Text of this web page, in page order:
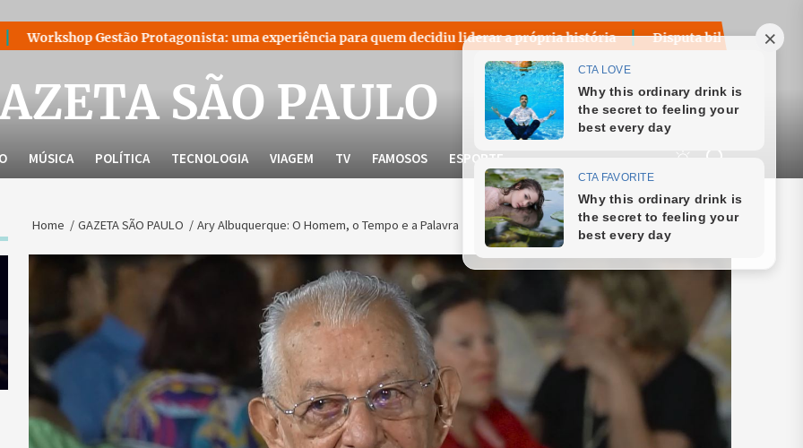
Protagonista: uma experiência para quem decidiu liderar a própria história Disputa bilionária sobre royalties do
SÃO PAULO
MÚSICA POLÍTICA TECNOLOGIA VIAGEM TV FAMOSOS ESPORTE
Home GAZETA SÃO PAULO Ary Albuquerque: O Homem, o Tempo e a Palavra